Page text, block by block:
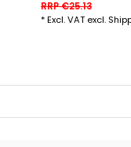
RRP €25.13
*Excl. VAT excl.